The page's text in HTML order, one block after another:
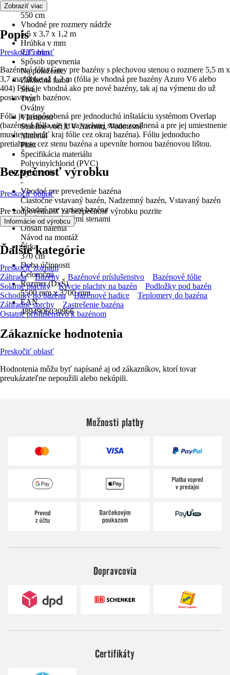
Dĺžka
550 cm
Vhodné pre rozmery nádrže
5,5 x 3,7 x 1,2 m
Hrúbka v mm
0,35 mm
Spôsob upevnenia
Na položenie
Základná farba
Sivá
Tvar
Oválny
Vlastnosti
Stabilné voči UV žiareniu, Vodotesné
Materiál
Plast
Špecifikácia materiálu
Polyvinylchlorid (PVC)
Vybavenie
-
Vhodné pre prevedenie bazéna
Čiastočne vstavaný bazén, Nadzemný bazén, Vstavaný bazén
Vhodné pre variant bazéna
Bazén s oceľovými stenami
Obsah balenia
Návod na montáž
Šírka
370 cm
Doba účinnosti
Celoročná
Rozmer (DxŠ)
5500 mm x 3700 mm
EAN
4894906030966
Zobraziť viac
Popis
Preskočiť oblasť
Bazénová fólia Grey pre bazény s plechovou stenou o rozmere 5,5 m x
3,7 ma hĺbke až 1,2 m (fólia je vhodná pre bazény Azuro V6 alebo
404) Fólia je vhodná ako pre nové bazény, tak aj na výmenu do už
postavených bazénov.
Fólia je prispôsobená pre jednoduchú inštaláciu systémom Overlap
(bazénová fólia nie je na vrchnej strane zosilnená a pre jej umiestnenie
musíte prehnúť kraj fólie cez okraj bazéna). Fóliu jednoducho
pretiahnete cez stenu bazéna a upevníte hornou bazénovou lištou.
Bezpečnosť výrobku
Preskočiť oblasť
Pre zodpovednosť za bezpečnosť výrobku pozrite
Informácie od výrobcu .
Ďalšie kategórie
Preskočiť zoznam
Záhrada
Bazény Bazénové príslušenstvo
Bazénové fólie
Solárne plachty
Krycie plachty na bazén
Podložky pod bazén
Schodíky do bazéna
Bazénové hadice
Teplomery do bazéna
Záhradné sprchy
Zastrešenie bazéna
Ostatné príslušenstvo k bazénom
Zákaznícke hodnotenia
Preskočiť oblasť
Hodnotenia môžu byť napísané aj od zákazníkov, ktorí tovar
preukázateľne nepoužili alebo nekúpili.
Možnosti platby
Dopravcovia
Certifikáty